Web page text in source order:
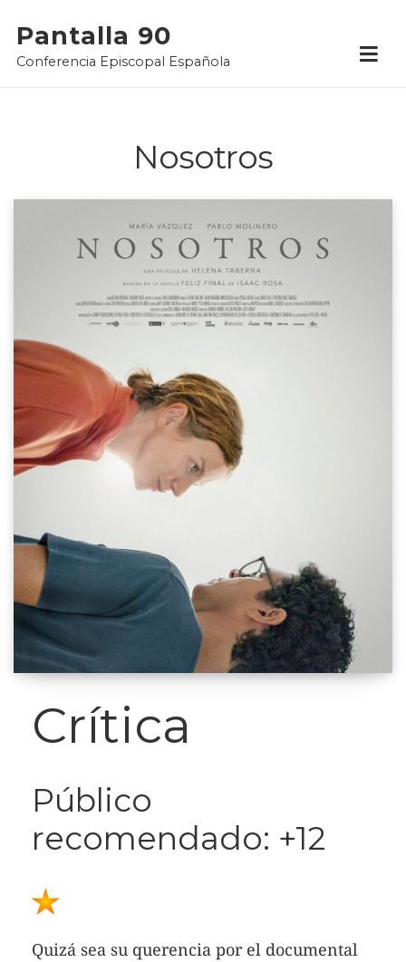
content
Pantalla 90
Conferencia Episcopal Española
Nosotros
Crítica
Público
recomendado: +12
Quizá sea su querencia por el documental